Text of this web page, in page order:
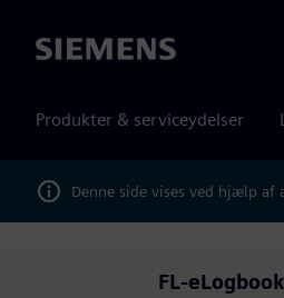
Siemens
Produkter & serviceydelser
Denne side vises ved hjælp
FL-